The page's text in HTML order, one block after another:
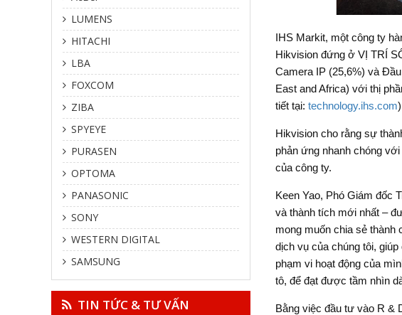
LUMENS
HITACHI
LBA
FOXCOM
ZIBA
SPYEYE
PURASEN
OPTOMA
PANASONIC
SONY
WESTERN DIGITAL
SAMSUNG
TIN TỨC & TƯ VẤN
IHS Markit, một công ty
Hikvision đứng ở VỊ TRÍ
Camera IP (25,6%) và
East and Africa) với thị
tiết tại: technology.ihs.com)
Hikvision cho rằng sự
phản ứng nhanh chóng
của công ty.
Keen Yao, Phó Giám đốc
và thành tích mới nhất –
mong muốn chia sẻ
dịch vụ của chúng tôi,
phạm vi hoạt động của
tô, để đạt được tầm nhìn
Bằng việc đầu tư vào R &